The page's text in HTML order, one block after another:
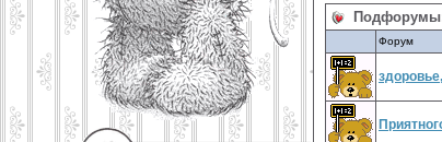
Форум